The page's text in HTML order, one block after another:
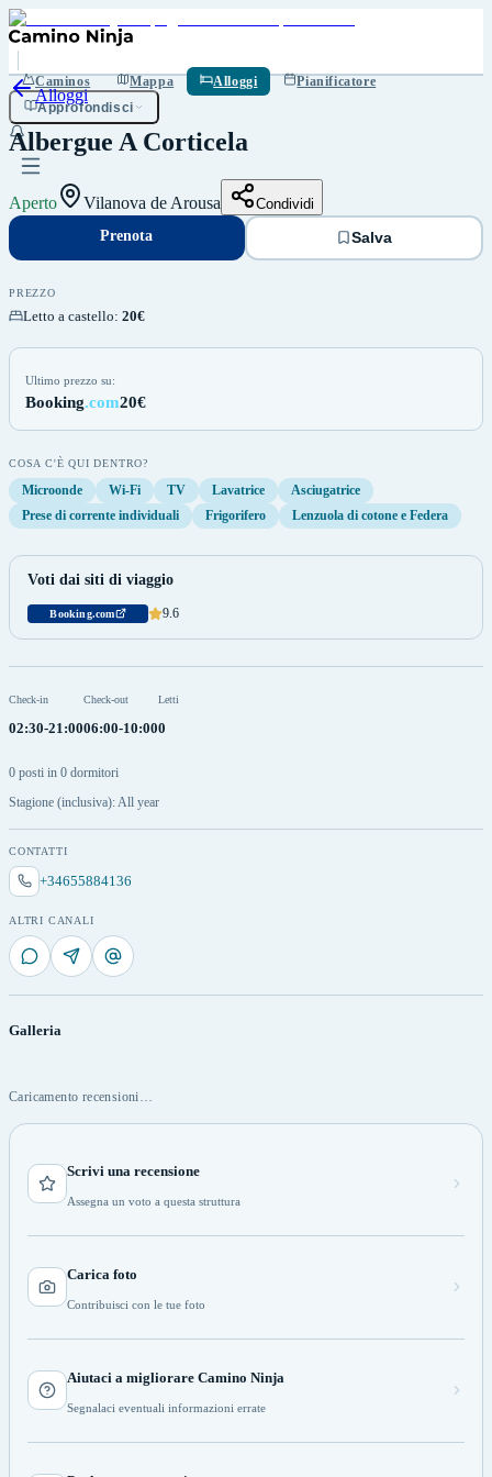
Caminos Mappa Alloggi
Pianificatore
Approfondisci
Alloggi
Albergue A Corticela
Aperto Vilanova de Arousa Condividi
Prenota
Prenota Salva
PREZZO
Letto a castello: 20€
Ultimo prezzo su:
Booking.com20€
COSA C'È QUI DENTRO?
Microonde Wi-Fi TV Lavatrice
Asciugatrice
Prese di corrente individuali
Frigorifero Lenzuola di cotone e Federa
Voti dai siti di viaggio
Booking.com 9.6
Check-in
02:30-21:00
Check-out
06:00-10:00
Letti
0
0 posti in 0 dormitori
Stagione (inclusiva): All year
CONTATTI
+34655884136
ALTRI CANALI
Galleria
Caricamento recensioni…
Scrivi una recensione
Assegna un voto a questa struttura
Carica foto
Contribuisci con le tue foto
Aiutaci a migliorare Camino Ninja
Segnalaci eventuali informazioni errate